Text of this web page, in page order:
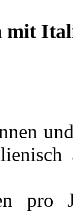
mit
pro